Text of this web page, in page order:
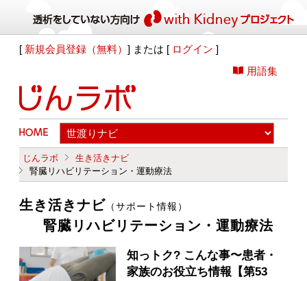
[ 新規会員登録（無料）] または [ ログイン ]
用語集
じんラボ
生き活きナビ
腎臓リハビリテーション・運動療法
生き活きナビ （サポート情報）
腎臓リハビリテーション・運動療法
知っトク? こんな事〜患者・
家族のお役立ち情報【第53